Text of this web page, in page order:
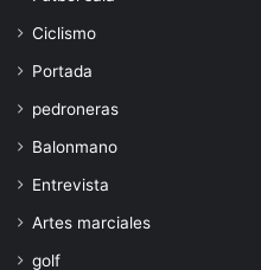
Ciclismo
Portada
pedroneras
Balonmano
Entrevista
Artes marciales
golf